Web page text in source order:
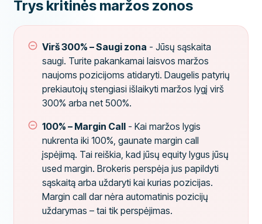
Trys kritinės maržos zonos
Virš 300% – Saugi zona - Jūsų sąskaita
saugi. Turite pakankamai laisvos maržos
naujoms pozicijoms atidaryti. Daugelis patyrių
prekiautojų stengiasi išlaikyti maržos lygį virš
300% arba net 500%.
100% – Margin Call - Kai maržos lygis
nukrenta iki 100%, gaunate margin call
įspėjimą. Tai reiškia, kad jūsų equity lygus jūsų
used margin. Brokeris perspėja jus papildyti
sąskaitą arba uždaryti kai kurias pozicijas.
Margin call dar nėra automatinis pozicijų
uždarymas – tai tik perspėjimas.